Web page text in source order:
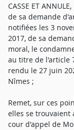
CASSE ET
de sa demande
notifiées les 3
2017, de sa
moral, le
au titre de l'article
rendu le 27 juin
Nîmes ;
Remet, sur ces
elles se trouvaient
cour d'appel de